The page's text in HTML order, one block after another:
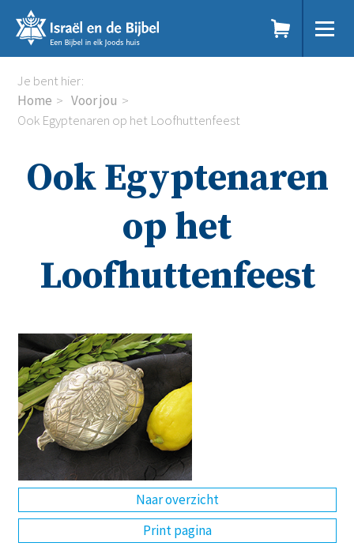
links
naar
de
inhoud
naar
de
Je bent hier:
Home
Voor jou
Ook Egyptenaren op het Loofhuttenfeest
Ook Egyptenaren
op het
Loofhuttenfeest
Naar overzicht
Print pagina
Doe mee
Podcast
Magazine
Digitale nieuwsbrief
Agenda
Jongerenwerk
Het Studiehuis (cursus)
Over ons
DE EN